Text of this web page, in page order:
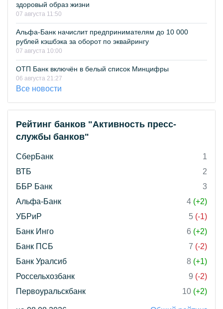
здоровый образ жизни
07 августа 11:50
Альфа-Банк начислит предпринимателям до 10 000
рублей кэшбэка за оборот по эквайрингу
07 августа 10:00
ОТП Банк включён в белый список Минцифры
06 августа 21:27
Все новости
Рейтинг банков "Активность пресс-
службы банков"
СберБанк
1
ВТБ
2
ББР Банк
3
Альфа-Банк
4 (+2)
УБРиР
5 (-1)
Банк Инго
6 (+2)
Банк ПСБ
7 (-2)
Банк Уралсиб
8 (+1)
Россельхозбанк
9 (-2)
Первоуральскбанк
10 (+2)